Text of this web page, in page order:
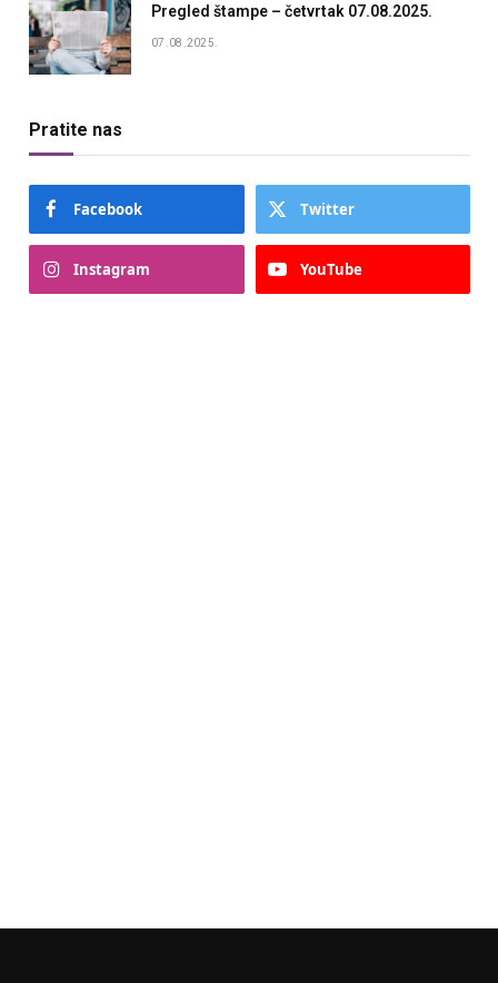
Pregled štampe – četvrtak 07.08.2025.
07.08.2025.
Pratite nas
Facebook Twitter
Instagram YouTube